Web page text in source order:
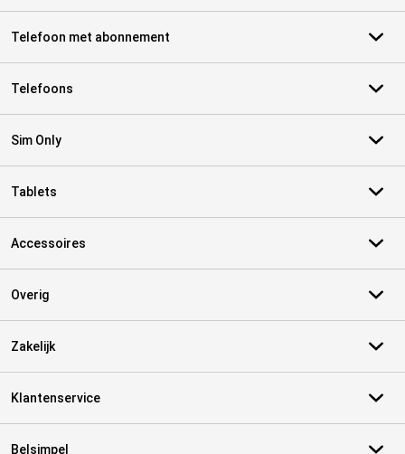
Telefoon met abonnement
Telefoons
Sim Only
Tablets
Accessoires
Overig
Zakelijk
Klantenservice
Belsimpel